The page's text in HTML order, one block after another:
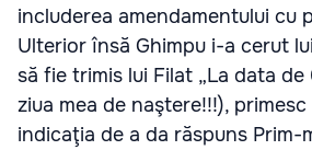
includerea amendamentului cu
Ulterior însă Ghimpu i-a cerut
să fie trimis lui Filat „La data de
ziua mea de naştere!!!), primesc
indicaţia de a da răspuns Prim-